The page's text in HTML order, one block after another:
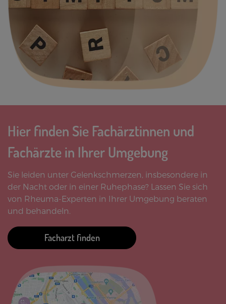
Hier finden Sie Fachärztinnen und
Fachärzte in Ihrer Umgebung
Sie leiden unter Gelenkschmerzen, insbesondere in
der Nacht oder in einer Ruhephase? Lassen Sie sich
von Rheuma-Experten in Ihrer Umgebung beraten
und behandeln.
Facharzt finden